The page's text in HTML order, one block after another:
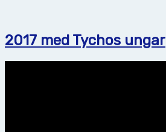
2017 med Tychos ungar